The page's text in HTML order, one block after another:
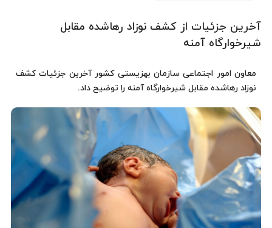
آخرین جزئیات از کشف نوزاد رهاشده مقابل
شیرخوارگاه آمنه
معاون امور اجتماعی سازمان بهزیستی کشور آخرین جزئیات کشف
نوزاد رهاشده مقابل شیرخوارگاه آمنه را توضیح داد.